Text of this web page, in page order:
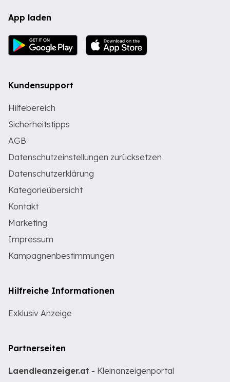
App laden
Kundensupport
Hilfebereich
Sicherheitstipps
AGB
Datenschutzeinstellungen zurücksetzen
Datenschutzerklärung
Kategorieübersicht
Kontakt
Marketing
Impressum
Kampagnenbestimmungen
Hilfreiche Informationen
Exklusiv Anzeige
Partnerseiten
Laendleanzeiger.at - Kleinanzeigenportal